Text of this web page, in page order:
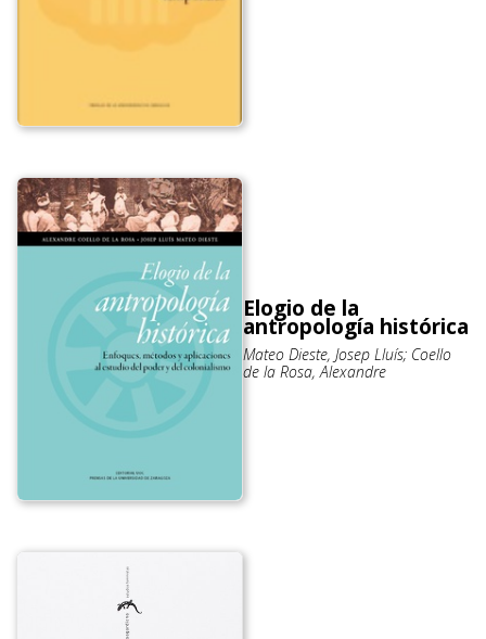
Elogio de la
antropología histórica
Mateo Dieste, Josep Lluís; Coello
de la Rosa, Alexandre